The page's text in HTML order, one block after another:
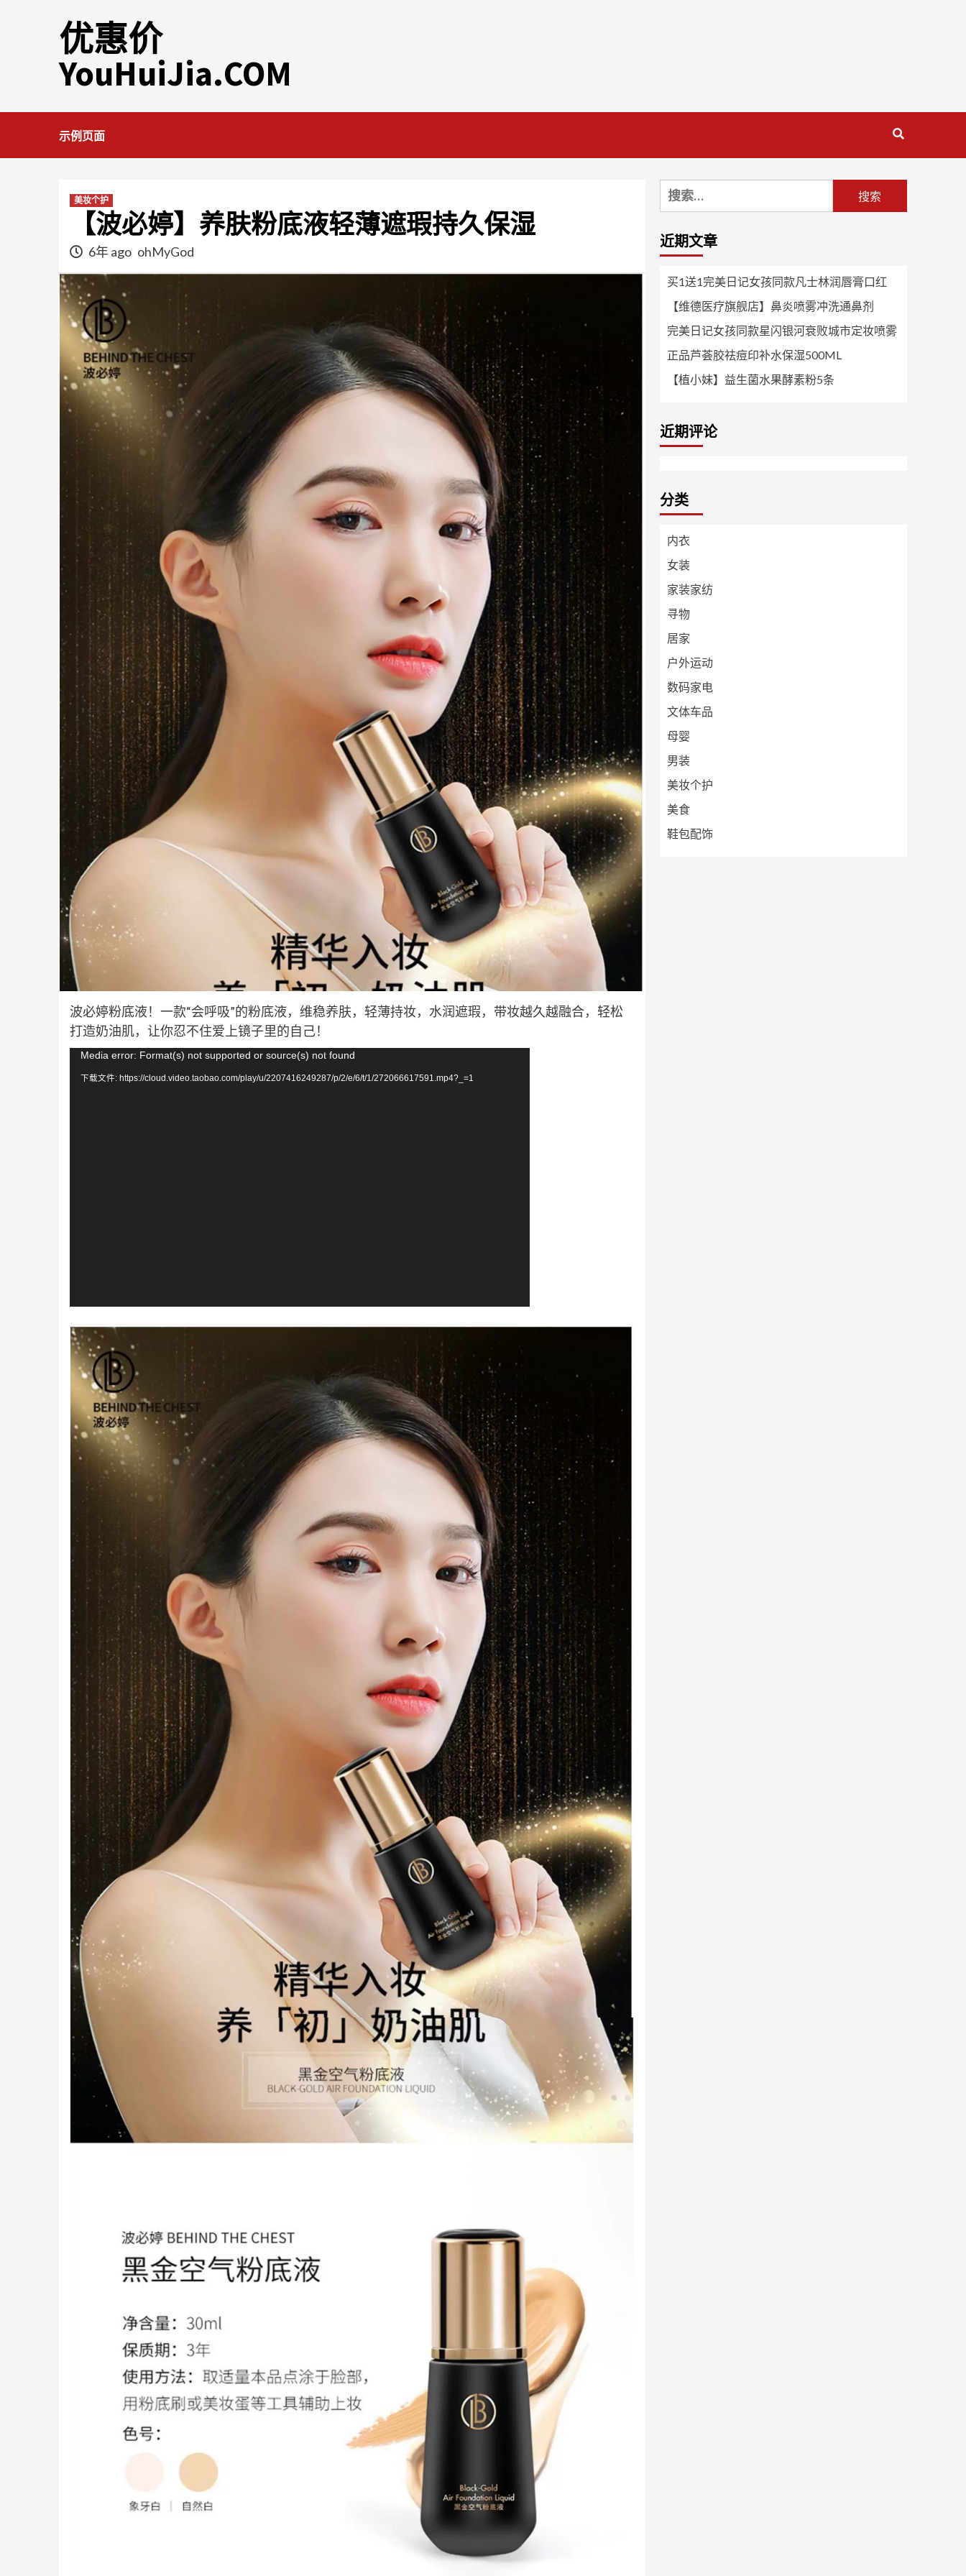
优惠价
YouHuiJia.COM
示例页面
美妆个护
【波必婷】养肤粉底液轻薄遮瑕持久保湿
6年 ago ohMyGod
波必婷粉底液！一款“会呼吸”的粉底液，维稳养肤，轻薄持妆，水润遮瑕，带妆越久越融合，轻松
打造奶油肌，让你忍不住爱上镜子里的自己！
视
频
Media error: Format(s) not supported or source(s) not found
下载文件: https://cloud.video.taobao.com/play/u/2207416249287/p/2/e/6/t/1/272066617591.mp4?_=1
搜
索：
近期文章
买1送1完美日记女孩同款凡士林润唇膏口红
【维德医疗旗舰店】鼻炎喷雾冲洗通鼻剂
完美日记女孩同款星闪银河衰败城市定妆喷雾
正品芦荟胶祛痘印补水保湿500ML
【植小妹】益生菌水果酵素粉5条
近期评论
分类
内衣
女装
家装家纺
寻物
居家
户外运动
数码家电
文体车品
母婴
男装
美妆个护
美食
鞋包配饰